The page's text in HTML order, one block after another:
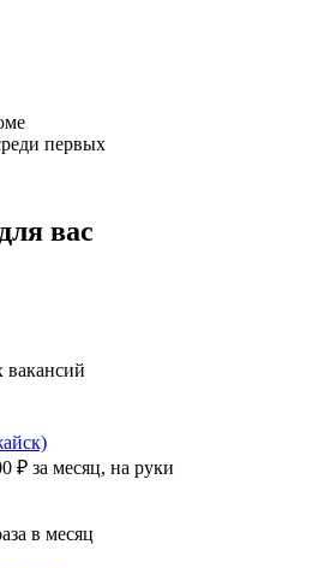
первых
вас
вакансий
₽ за месяц, на руки
в месяц